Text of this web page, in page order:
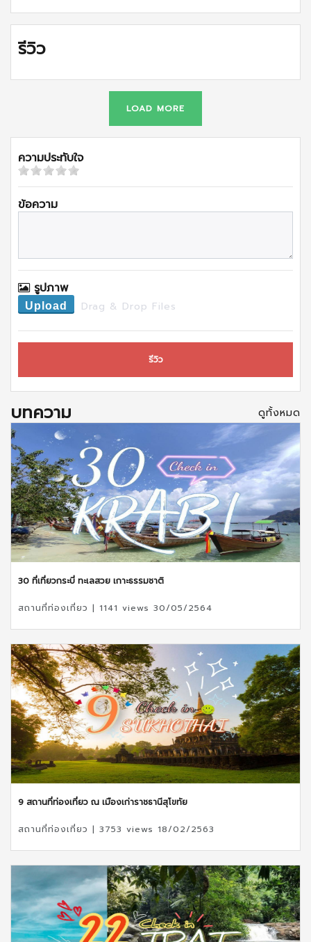
รีวิว
LOAD MORE
ความประทับใจ
ข้อความ
รูปภาพ
Upload Drag & Drop Files
รีวิว
บทความ ดูทั้งหมด
30 ที่เที่ยวกระบี่ ทะเลสวย เกาะธรรมชาติ
สถานที่ท่องเที่ยว | 1141 views 30/05/2564
9 สถานที่ท่องเที่ยว ณ เมืองเก่าราชธานีสุโขทัย
สถานที่ท่องเที่ยว | 3753 views 18/02/2563